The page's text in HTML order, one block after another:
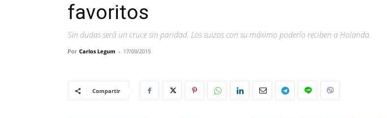
favoritos
Sin dudas será un cruce sin paridad. Los suizos con su máximo poderío reciben a Holanda.
Por Carlos Legum - 17/09/2015
Compartir